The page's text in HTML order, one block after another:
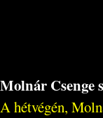
Molnár Csenge
A hétvégén,